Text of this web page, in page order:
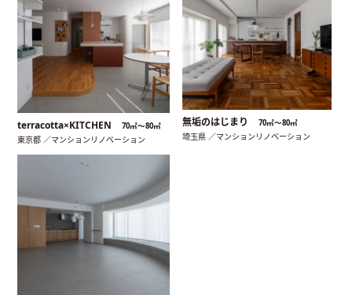
terracotta×KITCHEN 70㎡〜80㎡
東京都 ／マンションリノベーション
無垢のはじまり 70㎡〜80㎡
埼玉県 ／マンションリノベーション